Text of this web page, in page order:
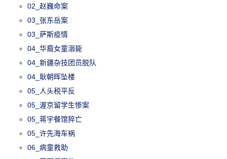
02_赵巍命案
03_张东岳案
03_萨斯疫情
04_华裔女童溺毙
04_新疆杂技团员脱队
04_耿朝晖坠楼
05_人头税平反
05_渥京留学生惨案
05_蒋宇餐馆猝亡
05_许先海车祸
06_病童救助